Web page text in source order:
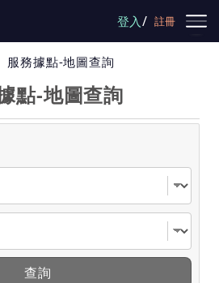
登入/ 註冊
服務據點-地圖查詢
點-地圖查詢
查詢